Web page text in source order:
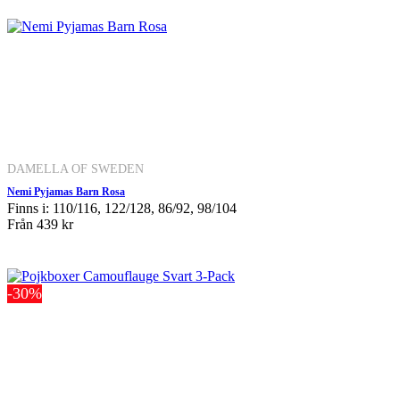
DAMELLA OF SWEDEN
Nemi Pyjamas Barn Rosa
Finns i: 110/116, 122/128, 86/92, 98/104
Från 439 kr
-30%